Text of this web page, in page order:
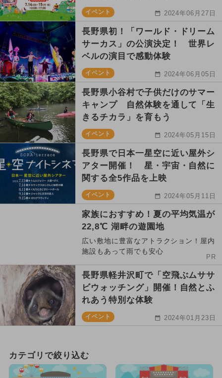
イベント 2024年06月27日
長野県初！「ワールド・ドリーム
サーカス」の公演決定！ 世界レ
ベルの演目で感動体験
イベント 2024年06月05日
長野県小谷村で子供だけのサマー
キャンプ 自然体験を通して「生
きるチカラ」を育もう
イベント 2024年05月15日
長野県で日本一星空に近い屋外シ
アター開催！ 星・宇宙・自然に
関する全5作品を上映
イベント 2024年05月11日
家族におすすめ！夏の平均気温が
22,8℃ 湖畔の遊園地
広い敷地に豊富なアトラクション！屋内
施設もあって雨でも安心
PR
長野県軽井沢町で「空飛ぶムササ
ビウォッチング」開催！自然とふ
れあう特別な体験
イベント 2024年01月23日
カテゴリで絞り込む